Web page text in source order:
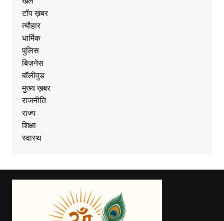
टॉप ख़बर
त्यौहार
धार्मिक
पुलिस
बिज़नेस
बॉलीवुड
मुख्य ख़बर
राजनीति
राज्य
शिक्षा
स्वास्थ